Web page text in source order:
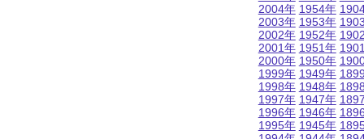
2004年
2003年
2002年
2001年
2000年
1999年
1998年
1997年
1996年
1995年
1954年
1953年
1952年
1951年
1950年
1949年
1948年
1947年
1946年
1945年